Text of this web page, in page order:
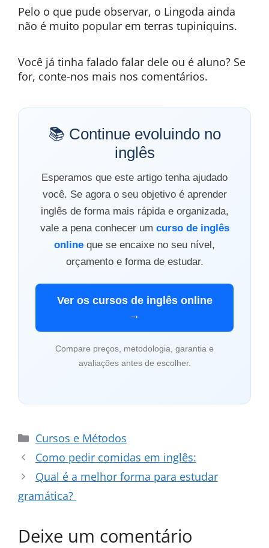
Pelo o que pude observar, o Lingoda ainda
não é muito popular em terras tupiniquins.
Você já tinha falado falar dele ou é aluno? Se
for, conte-nos mais nos comentários.
📚 Continue evoluindo no
inglês
Esperamos que este artigo tenha ajudado
você. Se agora o seu objetivo é aprender
inglês de forma mais rápida e organizada,
vale a pena conhecer um curso de inglês
online que se encaixe no seu nível,
orçamento e forma de estudar.
Ver os cursos de inglês online
→
Compare preços, metodologia, garantia e
avaliações antes de escolher.
Categorias
Cursos e Métodos
Como pedir comidas em inglês:
Qual é a melhor forma para estudar
gramática?
Deixe um comentário